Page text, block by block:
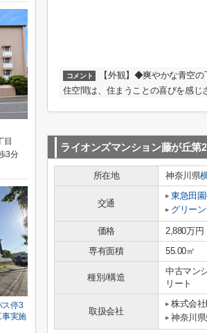
コメント
【外観】◆爽やかな青空
住空間は、住まうことの喜びを感じ
ライオンズマンション藤が丘第2
所在地 神奈川県
交通
東急田
グリー
価格 2,880万円
専有面積
55.00㎡
種別/構造
中古マン
リート
取扱会社
株式会社
神奈川
目
3分
停3
事実施